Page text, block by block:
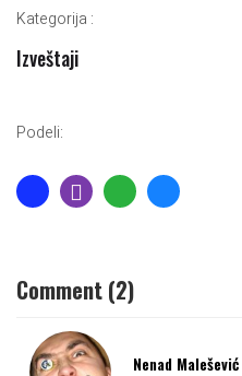
Kategorija :
Izveštaji
Podeli:
Comment (2)
Nenad Malešević